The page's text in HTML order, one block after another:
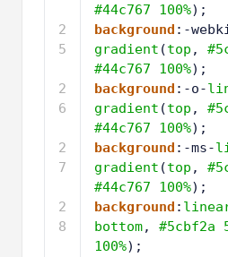
2
5
2
6
2
7
2
8
#44c767
100%);
background :-
gradient (top ,
#44c767
100%);
background :-o-
gradient (top ,
#44c767
100%);
background :-ms-
gradient (top ,
#44c767
100%);
background :
bottom, #5cbf2a
100%);